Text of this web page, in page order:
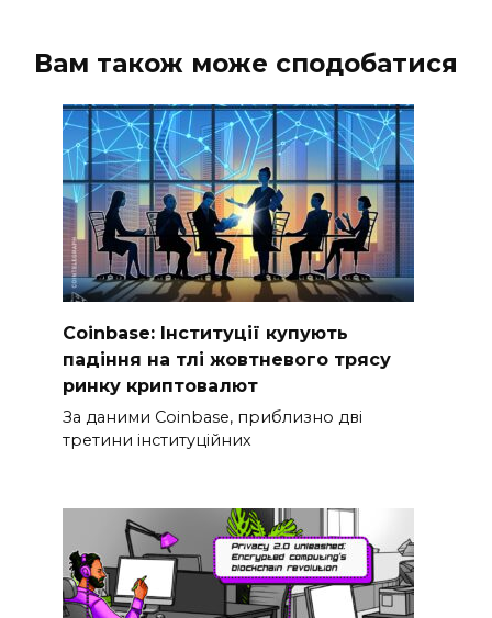
Вам також може сподобатися
Coinbase: Інституції купують
падіння на тлі жовтневого трясу
ринку криптовалют
За даними Coinbase, приблизно дві
третини інституційних